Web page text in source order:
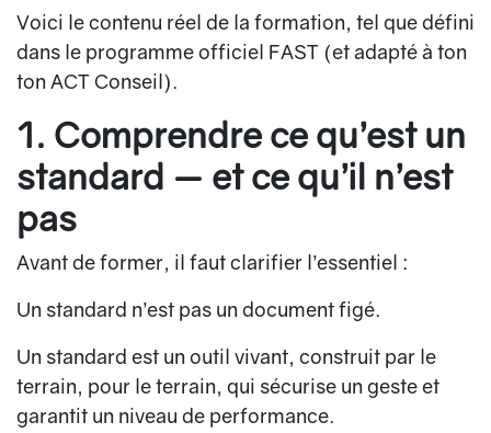
Voici le contenu réel de la formation, tel que défini
dans le programme officiel FAST (et adapté à ton
ton ACT Conseil).
1. Comprendre ce qu’est un
standard — et ce qu’il n’est
pas
Avant de former, il faut clarifier l’essentiel :
Un standard n’est pas un document figé.
Un standard est un outil vivant, construit par le
terrain, pour le terrain, qui sécurise un geste et
garantit un niveau de performance.